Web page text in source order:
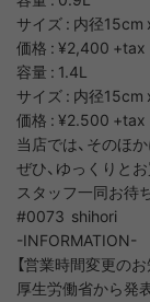
サイズ : 内径
価格 : ¥2,400 +tax
容量 : 1.4L
サイズ : 内径
価格 : ¥2.500 +tax
当店では、そのほ
ぜひ、ゆっくりと
スタッフ一同お待
#0073 shihori
-INFORMATION-
【営業時間変更のお
厚生労働省から発